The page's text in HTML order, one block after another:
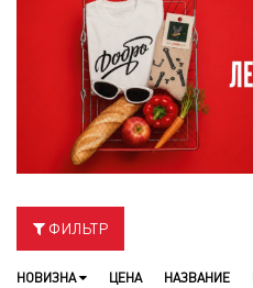
ФИЛЬТР
НОВИЗНА ЦЕНА НАЗВАНИЕ